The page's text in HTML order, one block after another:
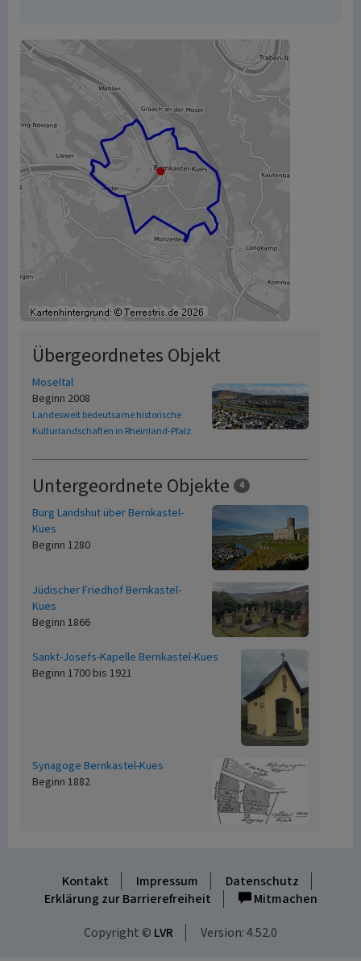
Übergeordnetes Objekt
Moseltal
Beginn 2008
Landesweit bedeutsame historische
Kulturlandschaften in Rheinland-Pfalz
Untergeordnete Objekte 4
Burg Landshut über Bernkastel-
Kues
Beginn 1280
Jüdischer Friedhof Bernkastel-
Kues
Beginn 1866
Sankt-Josefs-Kapelle Bernkastel-Kues
Beginn 1700 bis 1921
Synagoge Bernkastel-Kues
Beginn 1882
Kontakt Impressum
Datenschutz
Erklärung zur Barrierefreiheit
Mitmachen
Copyright © LVR Version: 4.52.0